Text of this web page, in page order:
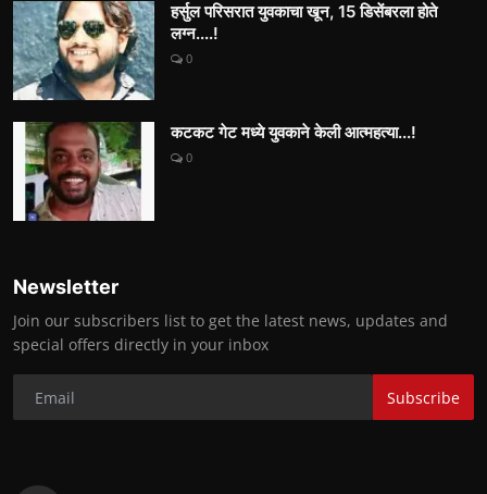
हर्सुल परिसरात युवकाचा खून, 15 डिसेंबरला होते
लग्न....!
0
कटकट गेट मध्ये युवकाने केली आत्महत्या...!
0
Newsletter
Join our subscribers list to get the latest news, updates and
special offers directly in your inbox
Subscribe